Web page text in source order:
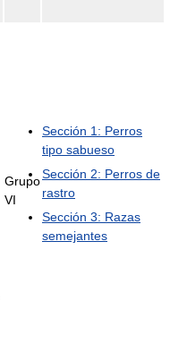
Grupo
VI
Sección 1: Perros
tipo sabueso
Sección 2: Perros de
rastro
Sección 3: Razas
semejantes